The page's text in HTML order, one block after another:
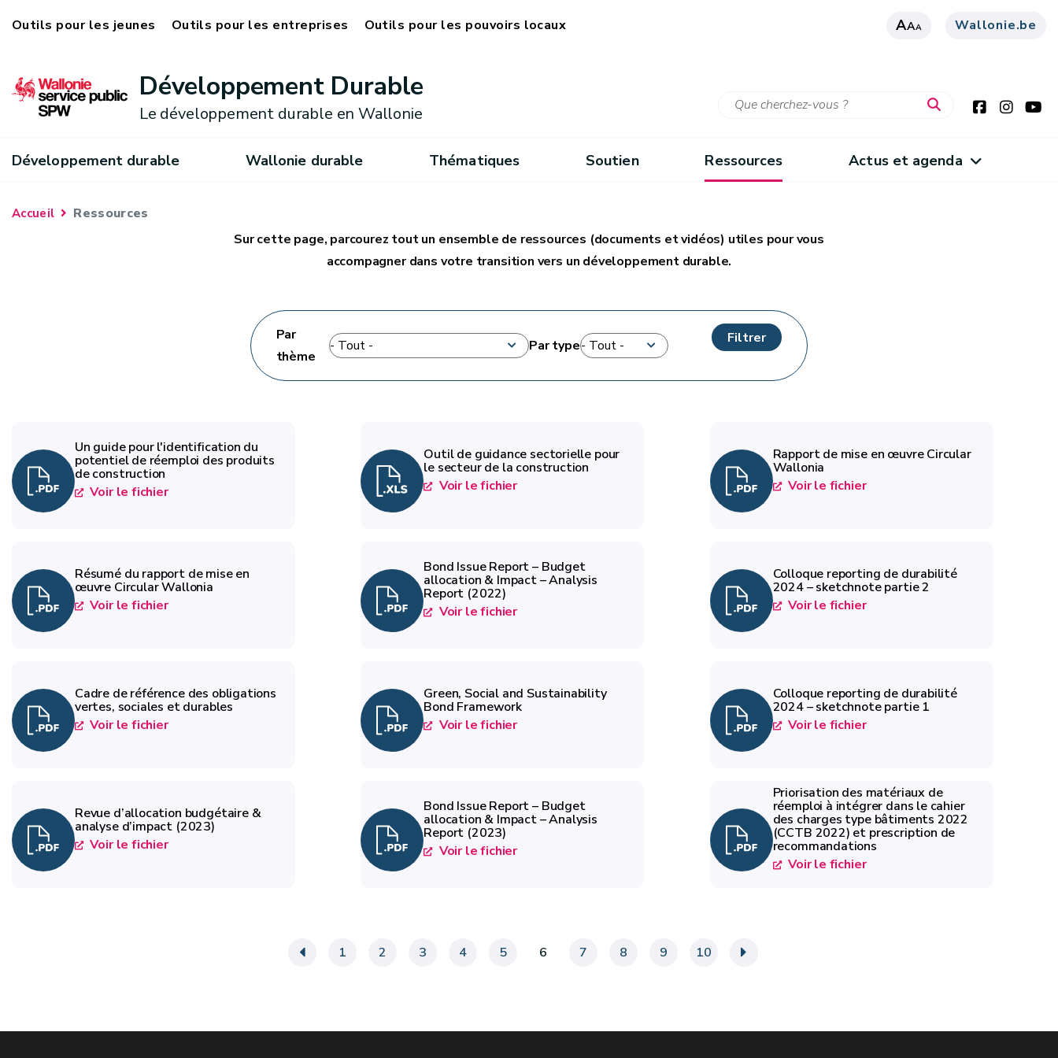
Outils pour les jeunes Outils pour les entreprises Outils pour les pouvoirs locaux AAA Wallonie.be
Développement Durable
Le développement durable en Wallonie
Développement durable Wallonie durable Thématiques Soutien Ressources Actus et agenda
Accueil
Ressources
Sur cette page, parcourez tout un ensemble de ressources (documents et vidéos) utiles pour vous
accompagner dans votre transition vers un développement durable.
Par
thème
Par type
Un guide pour l'identification du
potentiel de réemploi des produits
de construction
Voir le fichier
Outil de guidance sectorielle pour
le secteur de la construction
Voir le fichier
Rapport de mise en œuvre Circular
Wallonia
Voir le fichier
Résumé du rapport de mise en
œuvre Circular Wallonia
Voir le fichier
Bond Issue Report – Budget
allocation & Impact – Analysis
Report (2022)
Voir le fichier
Colloque reporting de durabilité
2024 – sketchnote partie 2
Voir le fichier
Cadre de référence des obligations
vertes, sociales et durables
Voir le fichier
Green, Social and Sustainability
Bond Framework
Voir le fichier
Colloque reporting de durabilité
2024 – sketchnote partie 1
Voir le fichier
Revue d’allocation budgétaire &
analyse d’impact (2023)
Voir le fichier
Bond Issue Report – Budget
allocation & Impact – Analysis
Report (2023)
Voir le fichier
Priorisation des matériaux de
réemploi à intégrer dans le cahier
des charges type bâtiments 2022
(CCTB 2022) et prescription de
recommandations
Voir le fichier
« 1 2 3 4 5 6 7 8 9 10 »